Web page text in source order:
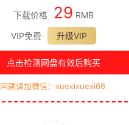
下载价格 29 RMB
VIP免费
升级VIP
点击检测网盘有效后购买
题请加微信：xuexixuexi66